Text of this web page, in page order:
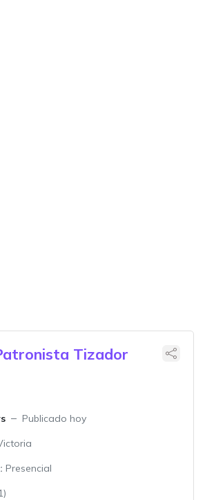
Tizador
Publicado hoy
Presencial